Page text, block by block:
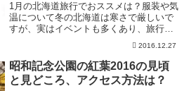
1月の北海道旅行でおススメは？服装や気
温について冬の北海道は寒さで厳しいで
すが、実はイベントも多くあり、旅行や
観光で行くには楽しめる時期でもありま
す！普段、雪が降らない地方の方が北海
道へ行くにはどんな格好で行けば良いの
かちょっと不安な部分も...
2016.12.27
昭和記念公園の紅葉2016の見頃
と見どころ、アクセス方法は？